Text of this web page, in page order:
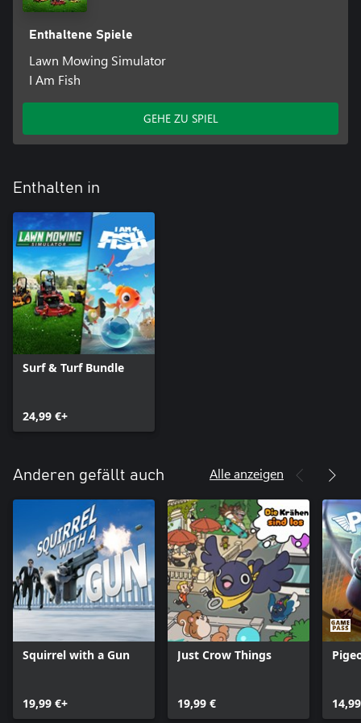
Gläser, Putzeimer auf Rädern oder auch Bierkrüge als
provisorische Fischbehausung nutzen, prost! Das Steuern dieser
vorübergehenden Fischgefährte ist schon eine Herausforderung
für sich, aber keine Sorge: Das offene Wasser ist in Form von
einladenden Brunnen, Pools und, äh, Abwasserkanälen voller
giftiger Hinterlassenschaften nie zu weit weg. Sie führen dich zu
Enthaltene Spiele
Lawn Mowing Simulator
I Am Fish
GEHE ZU SPIEL
Enthalten in
Surf & Turf Bundle
24,99 €+
Anderen gefällt auch Alle anzeigen
Squirrel with a Gun
19,99 €+
Just Crow Things
19,99 €